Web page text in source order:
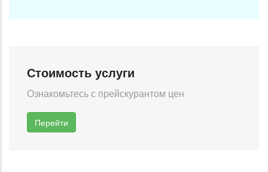
Стоимость услуги
Ознакомьтесь с прейскурантом цен
Перейти